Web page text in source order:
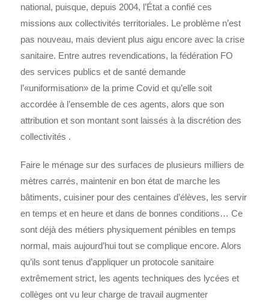
national, puisque, depuis 2004, l’État a confié ces
missions aux collectivités territoriales. Le problème n’est
pas nouveau, mais devient plus aigu encore avec la crise
sanitaire. Entre autres revendications, la fédération FO
des services publics et de santé demande
l’«uniformisation» de la prime Covid et qu’elle soit
accordée à l’ensemble de ces agents, alors que son
attribution et son montant sont laissés à la discrétion des
collectivités .
Faire le ménage sur des surfaces de plusieurs milliers de
mètres carrés, maintenir en bon état de marche les
bâtiments, cuisiner pour des centaines d’élèves, les servir
en temps et en heure et dans de bonnes conditions… Ce
sont déjà des métiers physiquement pénibles en temps
normal, mais aujourd’hui tout se complique encore. Alors
qu’ils sont tenus d’appliquer un protocole sanitaire
extrêmement strict, les agents techniques des lycées et
collèges ont vu leur charge de travail augmenter